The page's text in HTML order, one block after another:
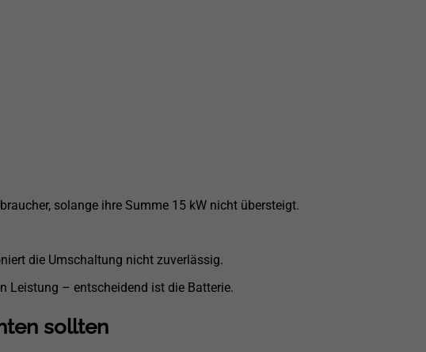
solange ihre Summe 15 kW nicht übersteigt.
die Umschaltung nicht zuverlässig.
Leistung – entscheidend ist die Batterie.
sollten